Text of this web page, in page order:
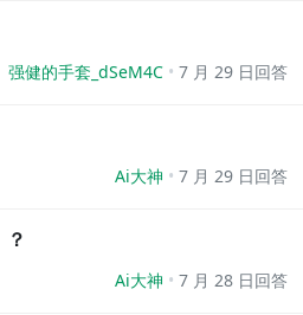
强健的手套_dSeM4C 7 月 29 日回答
Ai大神 7 月 29 日回答
Ai大神 7 月 28 日回答